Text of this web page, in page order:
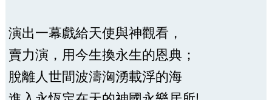
演出一幕戲給天使與神觀看，
賣力演，用今生換永生的恩典；
脫離人世間波濤洶湧載浮的海